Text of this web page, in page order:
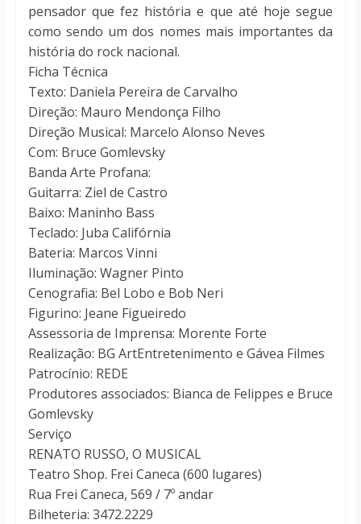
pensador que fez história e que até hoje segue
como sendo um dos nomes mais importantes da
história do rock nacional.
Ficha Técnica
Texto: Daniela Pereira de Carvalho
Direção: Mauro Mendonça Filho
Direção Musical: Marcelo Alonso Neves
Com: Bruce Gomlevsky
Banda Arte Profana:
Guitarra: Ziel de Castro
Baixo: Maninho Bass
Teclado: Juba Califórnia
Bateria: Marcos Vinni
Iluminação: Wagner Pinto
Cenografia: Bel Lobo e Bob Neri
Figurino: Jeane Figueiredo
Assessoria de Imprensa: Morente Forte
Realização: BG ArtEntretenimento e Gávea Filmes
Patrocínio: REDE
Produtores associados: Bianca de Felippes e Bruce
Gomlevsky
Serviço
RENATO RUSSO, O MUSICAL
Teatro Shop. Frei Caneca (600 lugares)
Rua Frei Caneca, 569 / 7º andar
Bilheteria: 3472.2229